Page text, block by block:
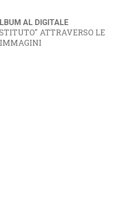
AL DIGITALE
ATTRAVERSO LE
IMMAGINI